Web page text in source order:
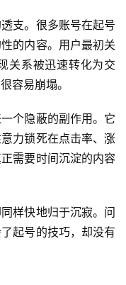
支。很多账号在起号
的内容。用户最初关
关系被迅速转化为交
容易崩塌。
个隐蔽的副作用。它
力锁死在点击率、涨
需要时间沉淀的内容
样快地归于沉寂。问
起号的技巧，却没有